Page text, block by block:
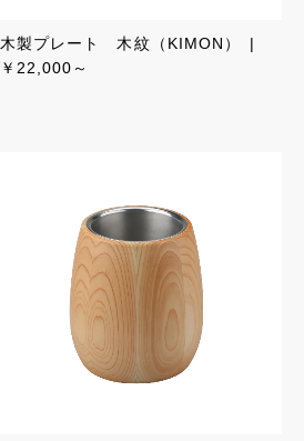
木製プレート 木紋（KIMON）
￥22,000～